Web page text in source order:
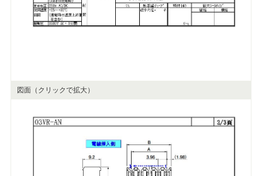
図面（クリックで拡大）